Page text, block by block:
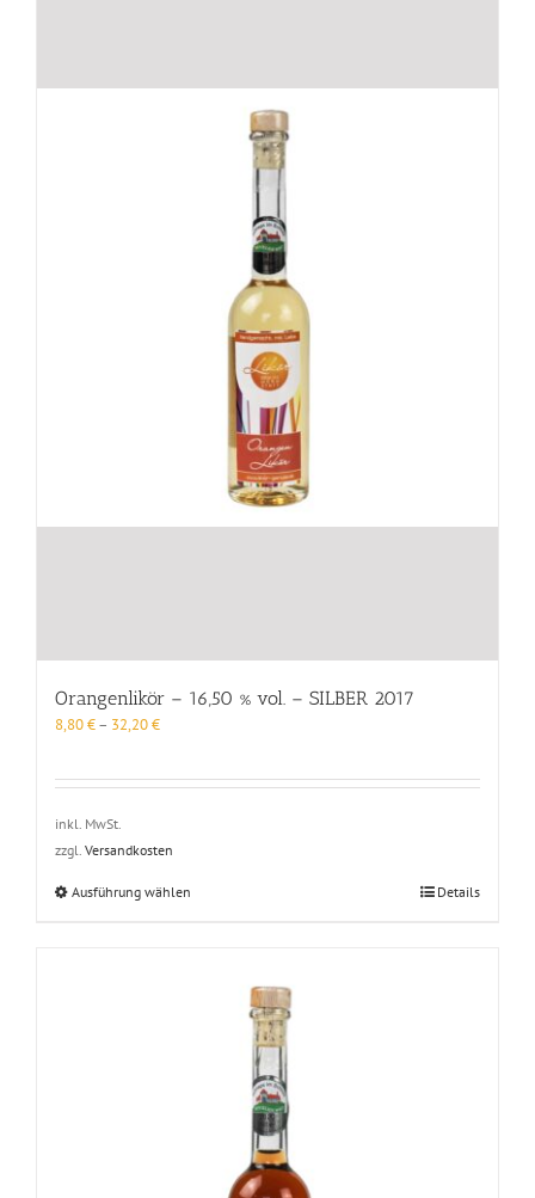
Orangenlikör – 16,50 % vol. – SILBER 2017
8,80€– 32,20€
inkl. MwSt.
zzgl. Versandkosten
Ausführung wählen
Produktseite
werden
Details